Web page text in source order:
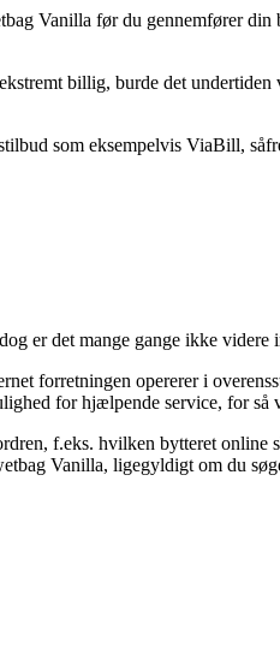
Vanilla før du gennemfører din
billig, burde det
som eksempelvis ViaBill,
er det mange gange ikke videre
forretningen opererer i
for hjælpende service, for
f.eks. hvilken bytteret online
Vanilla, ligegyldigt om du